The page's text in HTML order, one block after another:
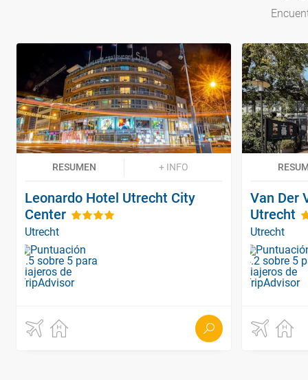
RESUMEN + INFO
Leonardo Hotel Utrecht City
Center
Utrecht
Van Der
Utrecht
Utrecht